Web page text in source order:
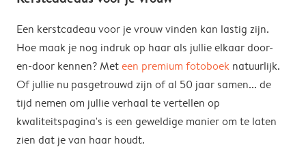
Een kerstcadeau voor je vrouw vinden kan lastig zijn.
Hoe maak je nog indruk op haar als jullie elkaar door-
en-door kennen? Meteen premium fotoboek natuurlijk.
Of jullie nu pasgetrouwd zijn of al 50 jaar samen... de
tijd nemen om jullie verhaal te vertellen op
kwaliteitspagina's is een geweldige manier om te laten
zien dat je van haar houdt.